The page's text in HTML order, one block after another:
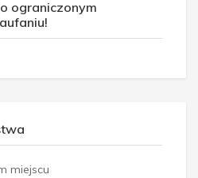
ograniczonym
miejscu